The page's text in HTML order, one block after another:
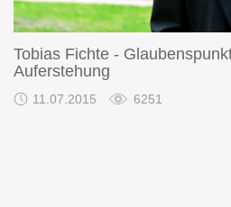
Tobias Fichte -
Auferstehung
11.07.2015 6251